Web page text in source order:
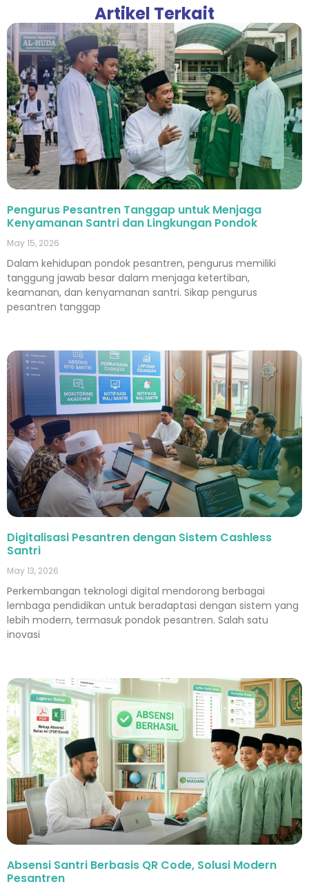
Artikel Terkait
Pengurus Pesantren Tanggap untuk Menjaga
Kenyamanan Santri dan Lingkungan Pondok
May 15, 2026
Dalam kehidupan pondok pesantren, pengurus memiliki
tanggung jawab besar dalam menjaga ketertiban,
keamanan, dan kenyamanan santri. Sikap pengurus
pesantren tanggap
Digitalisasi Pesantren dengan Sistem Cashless
Santri
May 13, 2026
Perkembangan teknologi digital mendorong berbagai
lembaga pendidikan untuk beradaptasi dengan sistem yang
lebih modern, termasuk pondok pesantren. Salah satu
inovasi
Absensi Santri Berbasis QR Code, Solusi Modern
Pesantren